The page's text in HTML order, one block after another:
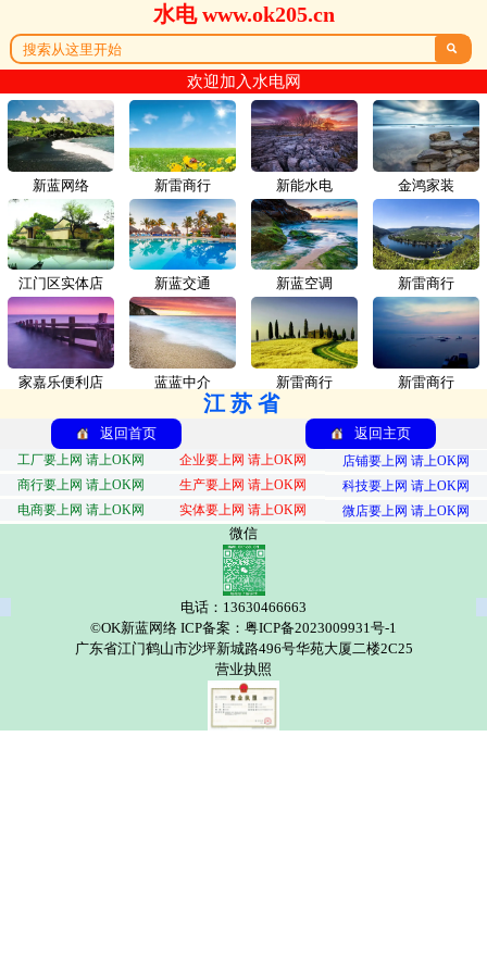
水电 www.ok205.cn

欢迎加入水电网
新蓝网络 新雷商行
江门区实体店 新蓝交通
家嘉乐便利店 蓝蓝中介
新能水电 金鸿家装
新蓝空调 新雷商行
新雷商行 新雷商行
江苏省
返回首页 返回主页
工厂要上网 请上OK网 企业要上网 请上OK网
店铺要上网 请上OK网
商行要上网 请上OK网
生产要上网 请上OK网
科技要上网 请上OK网
电商要上网 请上OK网
实体要上网 请上OK网 微店要上网 请上OK网
微信
电话：13630466663
©OK新蓝网络 ICP备案：粤ICP备2023009931号-1
广东省江门鹤山市沙坪新城路496号华苑大厦二楼2C25
营业执照